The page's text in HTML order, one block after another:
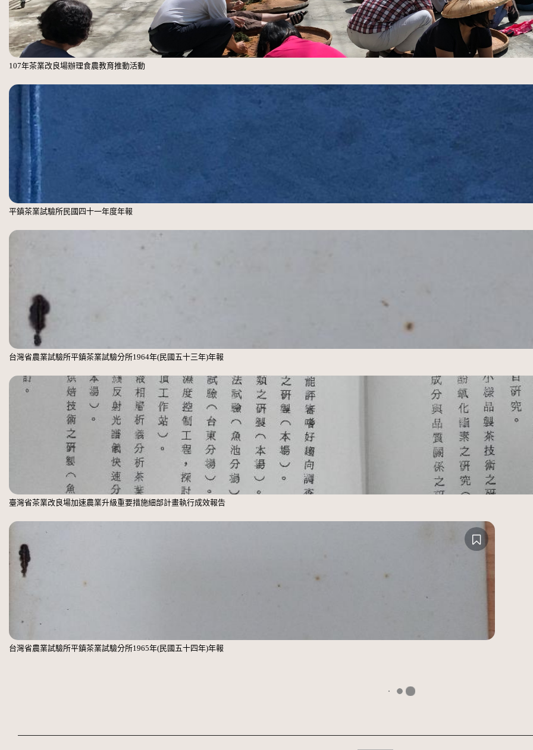
107年茶業改良場辦理食農教育推動活動
平鎮茶業試驗所民國四十一年度年報
台灣省農業試驗所平鎮茶業試驗分所1964年(民國五十三年)年報
臺灣省茶業改良場加速農業升級重要措施細部計畫執行成效報告
台灣省農業試驗所平鎮茶業試驗分所1965年(民國五十四年)年報